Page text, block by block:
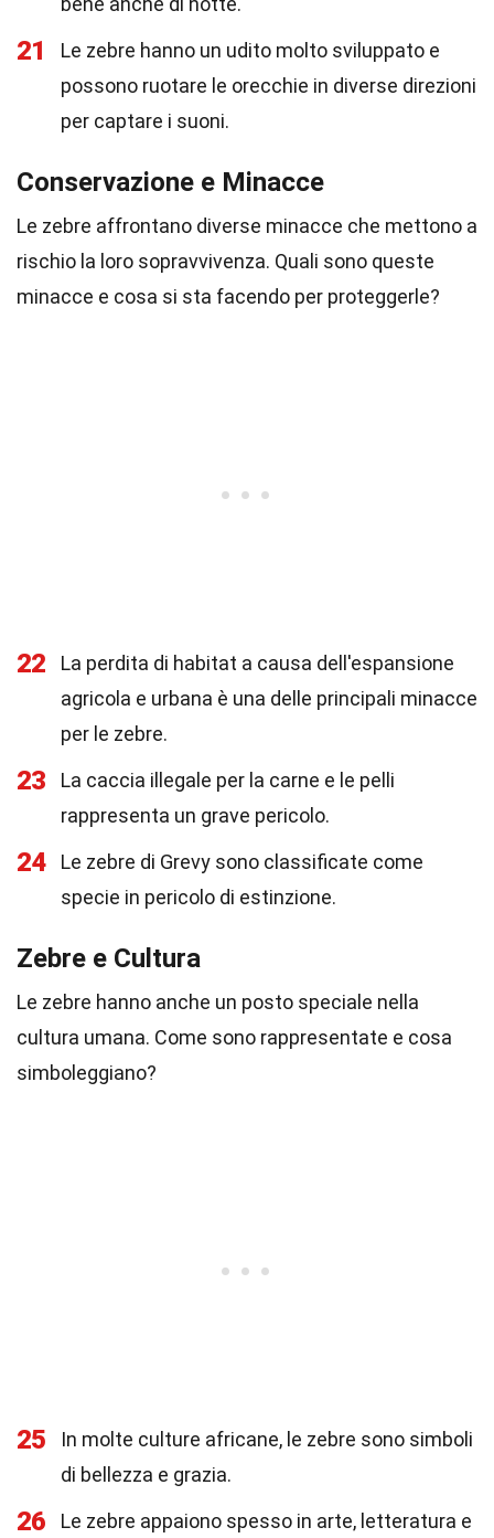
21
Le zebre hanno un udito molto sviluppato e
possono ruotare le orecchie in diverse direzioni
per captare i suoni.
Conservazione e Minacce
Le zebre affrontano diverse minacce che mettono a
rischio la loro sopravvivenza. Quali sono queste
minacce e cosa si sta facendo per proteggerle?
22
La perdita di habitat a causa dell'espansione
agricola e urbana è una delle principali minacce
per le zebre.
23
La caccia illegale per la carne e le pelli
rappresenta un grave pericolo.
24
Le zebre di Grevy sono classificate come
specie in pericolo di estinzione.
Zebre e Cultura
Le zebre hanno anche un posto speciale nella
cultura umana. Come sono rappresentate e cosa
simboleggiano?
25
In molte culture africane, le zebre sono simboli
di bellezza e grazia.
26
Le zebre appaiono spesso in arte, letteratura e